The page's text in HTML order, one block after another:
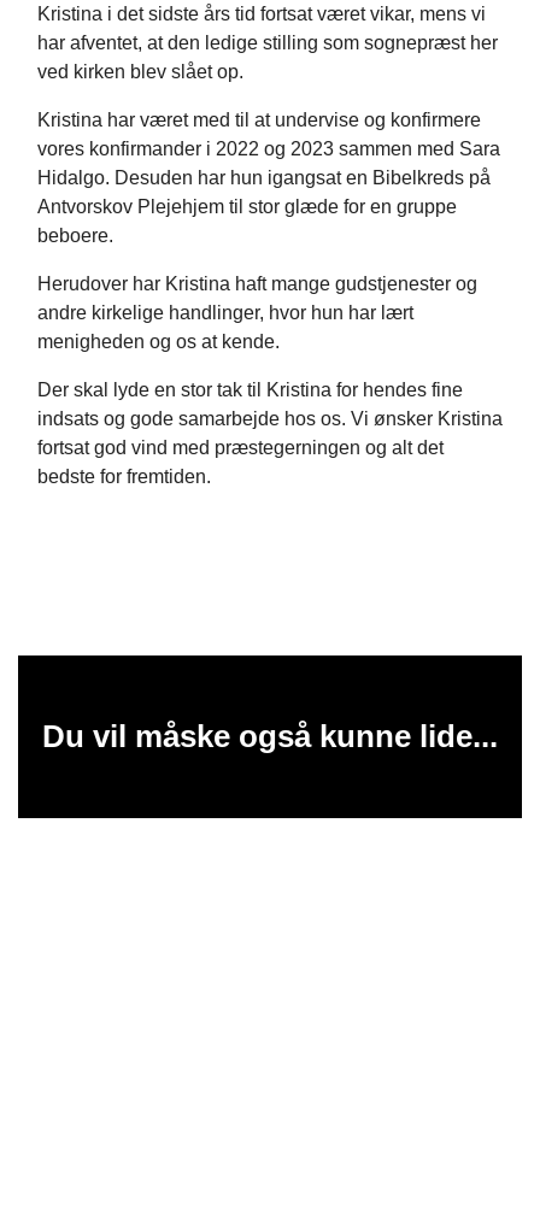
Kristina i det sidste års tid fortsat været vikar, mens vi
har afventet, at den ledige stilling som sognepræst her
ved kirken blev slået op.
Kristina har været med til at undervise og konfirmere
vores konfirmander i 2022 og 2023 sammen med Sara
Hidalgo. Desuden har hun igangsat en Bibelkreds på
Antvorskov Plejehjem til stor glæde for en gruppe
beboere.
Herudover har Kristina haft mange gudstjenester og
andre kirkelige handlinger, hvor hun har lært
menigheden og os at kende.
Der skal lyde en stor tak til Kristina for hendes fine
indsats og gode samarbejde hos os. Vi ønsker Kristina
fortsat god vind med præstegerningen og alt det
bedste for fremtiden.
Du vil måske også kunne lide...